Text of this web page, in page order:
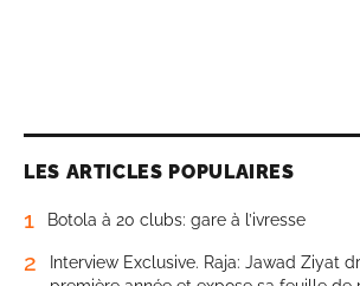
LES ARTICLES POPULAIRES
1 Botola à 20 clubs: gare à l’ivresse
2
Interview Exclusive. Raja: Jawad Ziyat